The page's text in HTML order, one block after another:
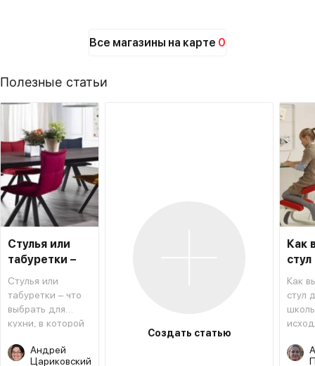
Все магазины на карте 0
Полезные статьи
Стулья или
табуретки –
что лучше для
кухни
Стулья или
табуретки – что
выбрать для
кухни, в которой
и сменили стиль
Андрей
Цариковский
Создать статью
Как
Как
стул